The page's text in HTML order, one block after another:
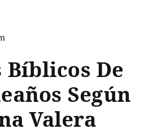
Bíblicos De
Según
Valera